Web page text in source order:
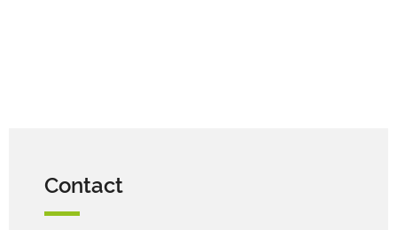
Contact